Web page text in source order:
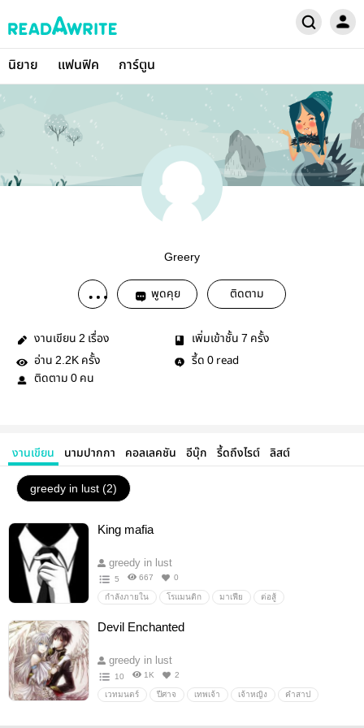
นิยาย แฟนฟิค การ์ตูน
Greery
พูดคุย ติดตาม
งานเขียน 2 เรื่อง เพิ่มเข้าชั้น 7 ครั้ง
อ่าน 2.2K ครั้ง รี้ด 0 read
ติดตาม 0 คน
งานเขียน นามปากกา คอลเลคชัน อีบุ๊ก รี้ดถึงไรต์ ลิสต์
greedy in lust (2)
King mafia
greedy in lust
5 667 0
กำลังภายใน โรแมนติก มาเฟีย ต่อสู้
Devil Enchanted
greedy in lust
10 1K 2
เวทมนตร์ ปีศาจ เทพเจ้า เจ้าหญิง คำสาป